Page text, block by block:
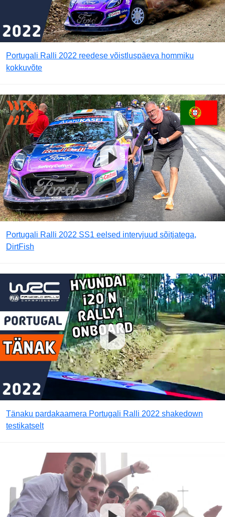
Portugali Ralli 2022 reedese võistluspäeva hommiku
kokkuvõte
Portugali Ralli 2022 SS1 eelsed intervjuud sõitjatega,
DirtFish
Tänaku pardakaamera Portugali Ralli 2022 shakedown
testikatselt